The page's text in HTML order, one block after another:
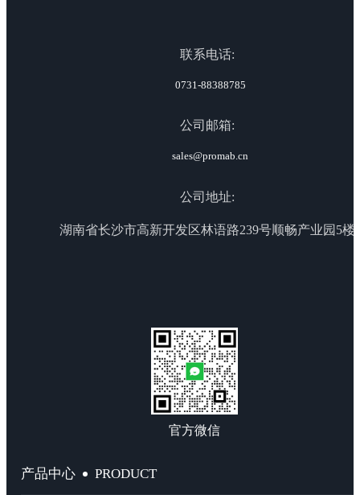
联系电话:
0731-88388785
公司邮箱:
sales@promab.cn
公司地址:
湖南省长沙市高新开发区林语路239号顺畅产业园5楼
官方微信
产品中心 PRODUCT